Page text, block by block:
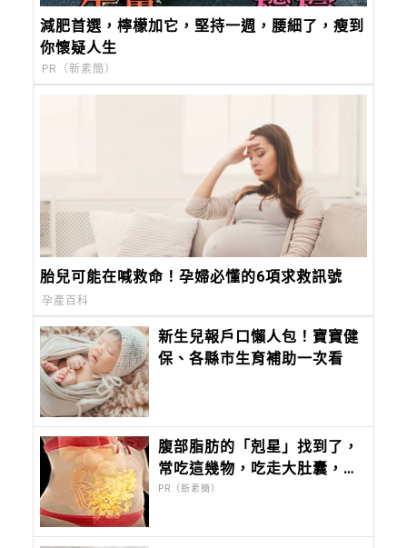
減肥首選，檸檬加它，堅持一週，腰細了，瘦到
你懷疑人生
PR（新素簡）
胎兒可能在喊救命！孕婦必懂的6項求救訊號
孕產百科
新生兒報戶口懶人包！寶寶健
保、各縣市生育補助一次看
腹部脂肪的「剋星」找到了，
常吃這幾物，吃走大肚囊，瘦
出小蠻腰
PR（新素簡）